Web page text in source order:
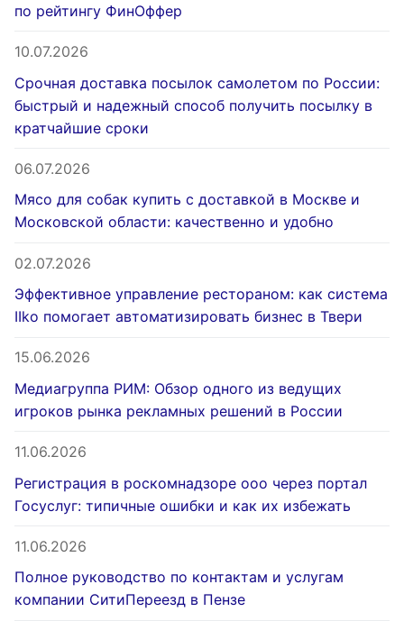
по рейтингу ФинОффер
10.07.2026
Срочная доставка посылок самолетом по России:
быстрый и надежный способ получить посылку в
кратчайшие сроки
06.07.2026
Мясо для собак купить с доставкой в Москве и
Московской области: качественно и удобно
02.07.2026
Эффективное управление рестораном: как система
IIko помогает автоматизировать бизнес в Твери
15.06.2026
Медиагруппа РИМ: Обзор одного из ведущих
игроков рынка рекламных решений в России
11.06.2026
Регистрация в роскомнадзоре ооо через портал
Госуслуг: типичные ошибки и как их избежать
11.06.2026
Полное руководство по контактам и услугам
компании СитиПереезд в Пензе